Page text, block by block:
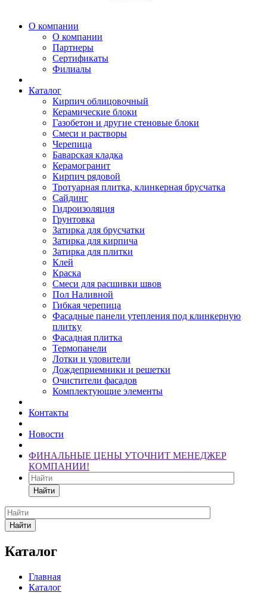
О компании
О компании
Партнеры
Сертификаты
Филиалы
Каталог
Кирпич облицовочный
Керамические блоки
Газобетон и другие стеновые блоки
Смеси и растворы
Черепица
Баварская кладка
Керамогранит
Кирпич рядовой
Тротуарная плитка, клинкерная брусчатка
Сайдинг
Гидроизоляция
Грунтовка
Затирка для брусчатки
Затирка для кирпича
Затирка для плитки
Клей
Краска
Смеси для расшивки швов
Пол Наливной
Гибкая черепица
Фасадные панели утепления под клинкерную
плитку
Фасадная плитка
Термопанели
Лотки и уловители
Дождеприемники и решетки
Очистители фасадов
Комплектующие элементы
Контакты
Новости
ФИНАЛЬНЫЕ ЦЕНЫ УТОЧНИТ МЕНЕДЖЕР
КОМПАНИИ!
Найти
Найти
Каталог
Главная
Каталог